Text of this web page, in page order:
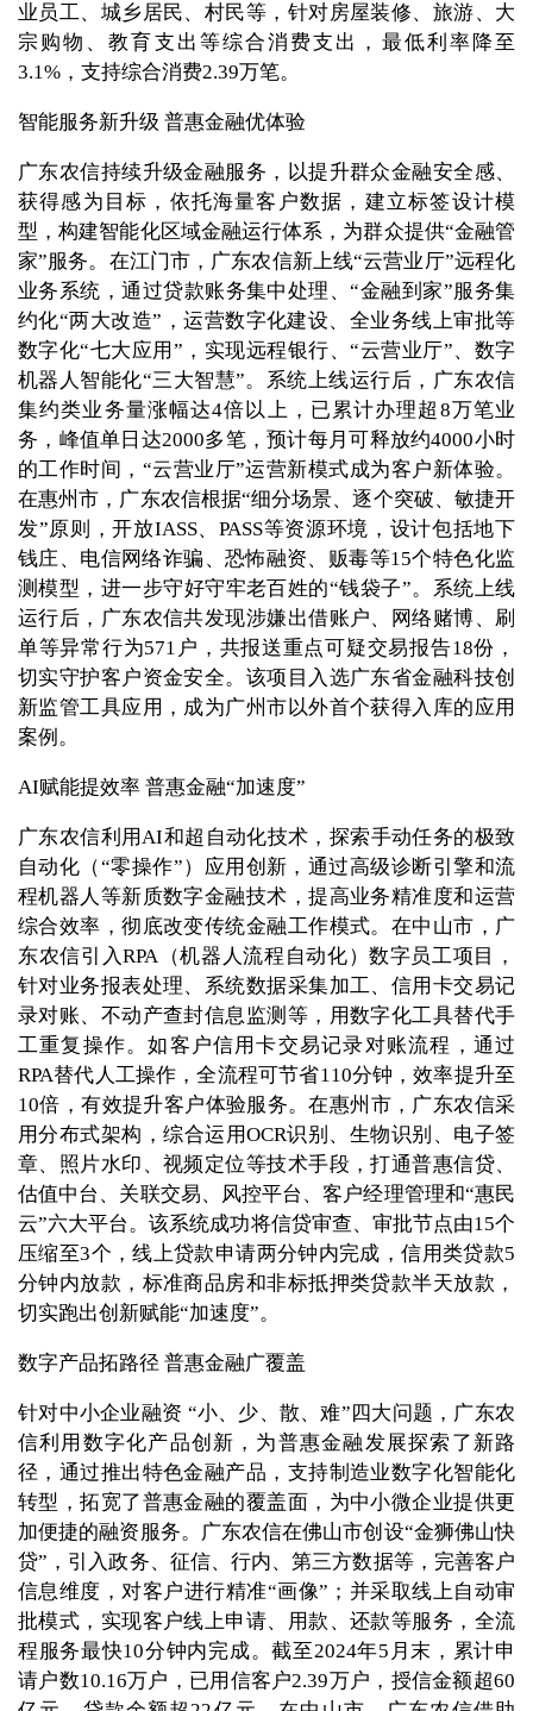
业员工、城乡居民、村民等，针对房屋装修、旅游、大
宗购物、教育支出等综合消费支出，最低利率降至
3.1%，支持综合消费2.39万笔。
智能服务新升级 普惠金融优体验
广东农信持续升级金融服务，以提升群众金融安全感、
获得感为目标，依托海量客户数据，建立标签设计模
型，构建智能化区域金融运行体系，为群众提供“金融管
家”服务。在江门市，广东农信新上线“云营业厅”远程化
业务系统，通过贷款账务集中处理、“金融到家”服务集
约化“两大改造”，运营数字化建设、全业务线上审批等
数字化“七大应用”，实现远程银行、“云营业厅”、数字
机器人智能化“三大智慧”。系统上线运行后，广东农信
集约类业务量涨幅达4倍以上，已累计办理超8万笔业
务，峰值单日达2000多笔，预计每月可释放约4000小时
的工作时间，“云营业厅”运营新模式成为客户新体验。
在惠州市，广东农信根据“细分场景、逐个突破、敏捷开
发”原则，开放IASS、PASS等资源环境，设计包括地下
钱庄、电信网络诈骗、恐怖融资、贩毒等15个特色化监
测模型，进一步守好守牢老百姓的“钱袋子”。系统上线
运行后，广东农信共发现涉嫌出借账户、网络赌博、刷
单等异常行为571户，共报送重点可疑交易报告18份，
切实守护客户资金安全。该项目入选广东省金融科技创
新监管工具应用，成为广州市以外首个获得入库的应用
案例。
AI赋能提效率 普惠金融“加速度”
广东农信利用AI和超自动化技术，探索手动任务的极致
自动化（“零操作”）应用创新，通过高级诊断引擎和流
程机器人等新质数字金融技术，提高业务精准度和运营
综合效率，彻底改变传统金融工作模式。在中山市，广
东农信引入RPA（机器人流程自动化）数字员工项目，
针对业务报表处理、系统数据采集加工、信用卡交易记
录对账、不动产查封信息监测等，用数字化工具替代手
工重复操作。如客户信用卡交易记录对账流程，通过
RPA替代人工操作，全流程可节省110分钟，效率提升至
10倍，有效提升客户体验服务。在惠州市，广东农信采
用分布式架构，综合运用OCR识别、生物识别、电子签
章、照片水印、视频定位等技术手段，打通普惠信贷、
估值中台、关联交易、风控平台、客户经理管理和“惠民
云”六大平台。该系统成功将信贷审查、审批节点由15个
压缩至3个，线上贷款申请两分钟内完成，信用类贷款5
分钟内放款，标准商品房和非标抵押类贷款半天放款，
切实跑出创新赋能“加速度”。
数字产品拓路径 普惠金融广覆盖
针对中小企业融资 “小、少、散、难”四大问题，广东农
信利用数字化产品创新，为普惠金融发展探索了新路
径，通过推出特色金融产品，支持制造业数字化智能化
转型，拓宽了普惠金融的覆盖面，为中小微企业提供更
加便捷的融资服务。广东农信在佛山市创设“金狮佛山快
贷”，引入政务、征信、行内、第三方数据等，完善客户
信息维度，对客户进行精准“画像”；并采取线上自动审
批模式，实现客户线上申请、用款、还款等服务，全流
程服务最快10分钟内完成。截至2024年5月末，累计申
请户数10.16万户，已用信客户2.39万户，授信金额超60